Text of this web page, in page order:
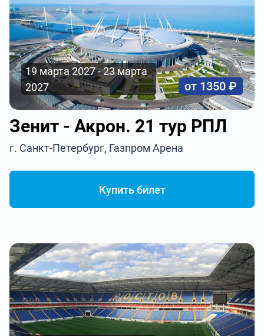
19 марта 2027 - 23 марта
2027
от 1350 ₽
Зенит - Акрон. 21 тур РПЛ
г. Санкт-Петербург, Газпром Арена
Купить билет